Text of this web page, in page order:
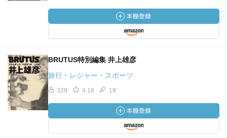
BRUTUS特別編集 井上雄彦
旅行・レジャー・スポーツ
329 4.18 19